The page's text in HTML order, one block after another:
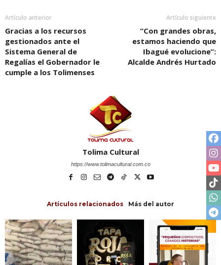
Artículo anterior
Gracias a los recursos
gestionados ante el
Sistema General de
Regalías el Gobernador le
cumple a los Tolimenses
Artículo siguiente
“Con grandes obras,
estamos haciendo que
Ibagué evolucione”:
Alcalde Andrés Hurtado
Tolima Cultural
https://www.tolimacultural.com.co
Artículos relacionados Más del autor